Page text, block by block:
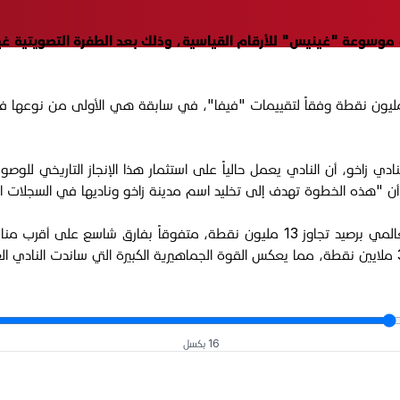
"غينيس" للأرقام القياسية، وذلك بعد الطفرة التصويتية
النادي أكثر من مليونين و700 ألف صوت، وهو ما يعادل 13 مليون نقطة وفقاً لتقييمات "فيفا"، في
أن النادي يعمل حالياً على استثمار هذا الإنجاز التاريخي
الخطوة تهدف إلى تخليد اسم مدينة زاخو وناديها في السجلات
16 بكسل